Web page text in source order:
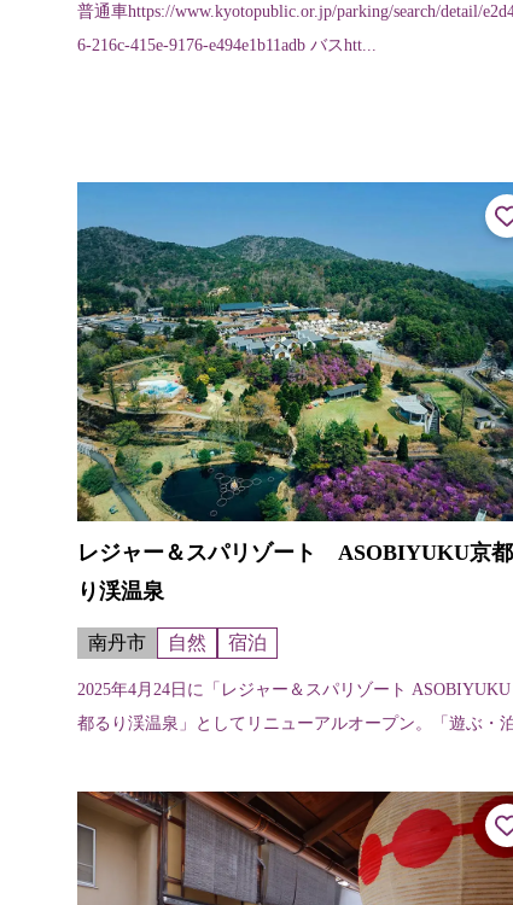
普通車https://www.kyotopublic.or.jp/parking/search/detail/
6-216c-415e-9176-e494e1b11adb バスhtt...
レジャー＆スパリゾート ASOBIYUKU京
り渓温泉
南丹市 自然 宿泊
2025年4月24日に「レジャー＆スパリゾート
都るり渓温泉」としてリニューアルオープン。「遊ぶ・泊
たリゾートとして...